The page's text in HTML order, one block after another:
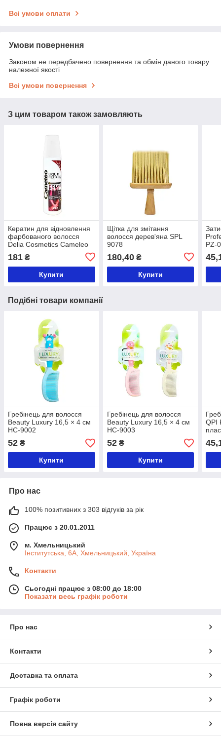
Всі умови оплати
Умови повернення
Законом не передбачено повернення та обмін даного товару
належної якості
Всі умови повернення
З цим товаром також замовляють
Кератин для відновлення
фарбованого волосся
Delia Cosmetics Cameleo
181 ₴
Купити
Щітка для змітання
волосся дерев'яна SPL
9078
180,40₴
Купити
PZ-
Подібні товари компанії
Гребінець для волосся
Beauty Luxury 16,5 × 4 см
HC-9002
52 ₴
Купити
Гребінець для волосся
Beauty Luxury 16,5 × 4 см
HC-9003
52₴
Купити
QPI
Про нас
100% позитивних з 303 відгуків за рік
Працює з 20.01.2011
м. Хмельницький
Інститутська, 6А, Хмельницький, Україна
Контакти
Сьогодні працює з 08:00 до 18:00
Показати весь графік роботи
Про нас
Контакти
Доставка та оплата
Графік роботи
Повна версія сайту